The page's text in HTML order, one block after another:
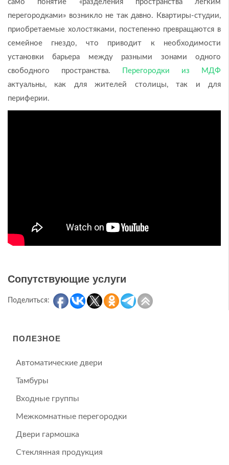
само понятие «разделения пространства лёгким
перегородками» возникло не так давно. Квартиры-студии,
приобретаемые холостяками, постепенно превращаются в
семейное гнездо, что приводит к необходимости
установки барьера между разными зонами одного
свободного пространства.
Перегородки из МДФ
актуальны, как для жителей столицы, так и для
периферии.
Сопутствующие услуги
Поделиться:
ПОЛЕЗНОЕ
Автоматические двери
Тамбуры
Входные группы
Межкомнатные перегородки
Двери гармошка
Стеклянная продукция